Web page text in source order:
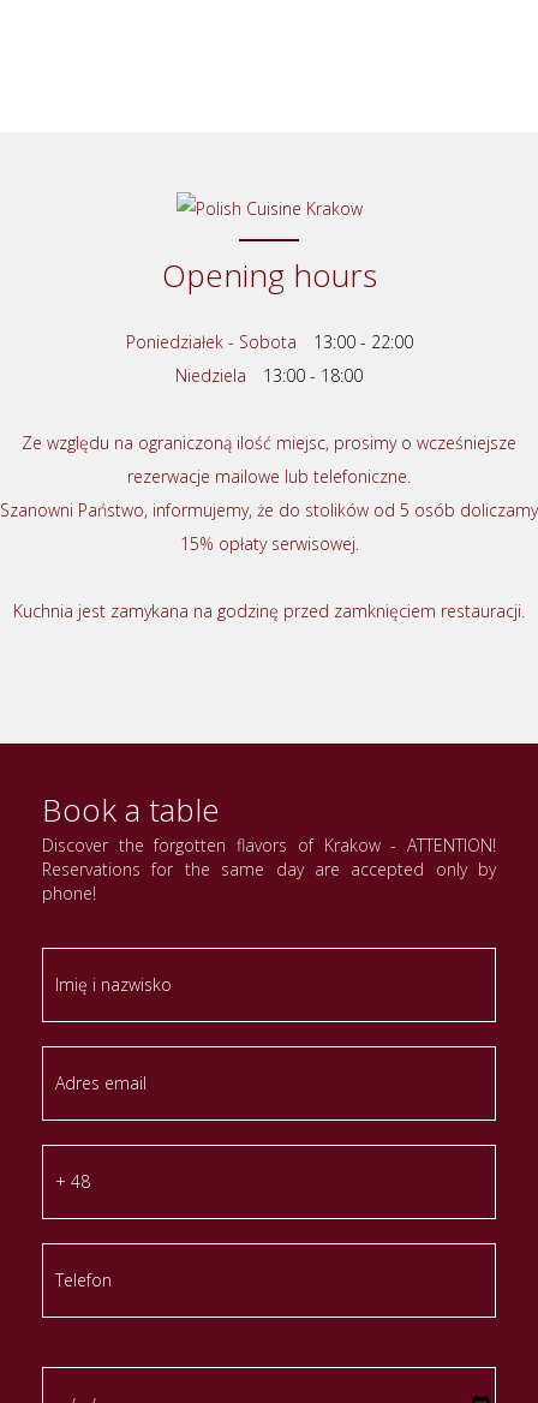
Opening hours
Poniedziałek - Sobota
13:00 - 22:00
Niedziela
13:00 - 18:00
Ze względu na ograniczoną ilość miejsc, prosimy o wcześniejsze
rezerwacje mailowe lub telefoniczne.
Szanowni Państwo, informujemy, że do stolików od 5 osób doliczamy
15% opłaty serwisowej.
Kuchnia jest zamykana na godzinę przed zamknięciem restauracji.
Book a table
Discover the forgotten flavors of Krakow - ATTENTION!
Reservations for the same day are accepted only by
phone!